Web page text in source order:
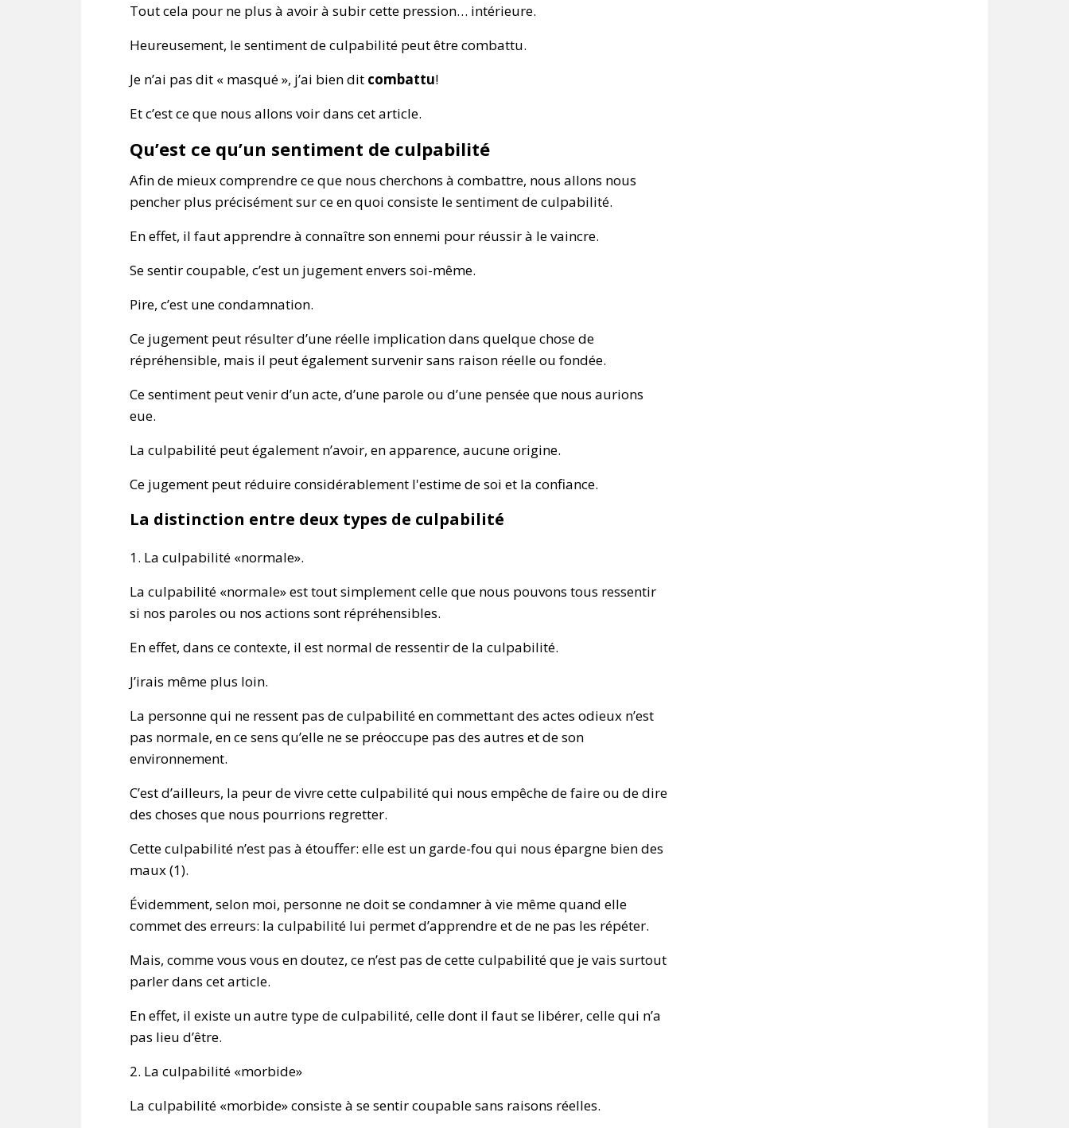
Tout cela pour ne plus à avoir à subir cette pression… intérieure.
Heureusement, le sentiment de culpabilité peut être combattu.
Je n’ai pas dit « masqué », j’ai bien dit combattu!
Et c’est ce que nous allons voir dans cet article.
Qu’est ce qu’un sentiment de culpabilité
Afin de mieux comprendre ce que nous cherchons à combattre, nous allons nous
pencher plus précisément sur ce en quoi consiste le sentiment de culpabilité.
En effet, il faut apprendre à connaître son ennemi pour réussir à le vaincre.
Se sentir coupable, c’est un jugement envers soi-même.
Pire, c’est une condamnation.
Ce jugement peut résulter d’une réelle implication dans quelque chose de
répréhensible, mais il peut également survenir sans raison réelle ou fondée.
Ce sentiment peut venir d’un acte, d’une parole ou d’une pensée que nous aurions
eue.
La culpabilité peut également n’avoir, en apparence, aucune origine.
Ce jugement peut réduire considérablement l'estime de soi et la confiance.
La distinction entre deux types de culpabilité
1. La culpabilité «normale».
La culpabilité «normale» est tout simplement celle que nous pouvons tous ressentir
si nos paroles ou nos actions sont répréhensibles.
En effet, dans ce contexte, il est normal de ressentir de la culpabilité.
J’irais même plus loin.
La personne qui ne ressent pas de culpabilité en commettant des actes odieux n’est
pas normale, en ce sens qu’elle ne se préoccupe pas des autres et de son
environnement.
C’est d’ailleurs, la peur de vivre cette culpabilité qui nous empêche de faire ou de dire
des choses que nous pourrions regretter.
Cette culpabilité n’est pas à étouffer: elle est un garde-fou qui nous épargne bien des
maux (1).
Évidemment, selon moi, personne ne doit se condamner à vie même quand elle
commet des erreurs: la culpabilité lui permet d’apprendre et de ne pas les répéter.
Mais, comme vous vous en doutez, ce n’est pas de cette culpabilité que je vais surtout
parler dans cet article.
En effet, il existe un autre type de culpabilité, celle dont il faut se libérer, celle qui n’a
pas lieu d’être.
2. La culpabilité «morbide»
La culpabilité «morbide» consiste à se sentir coupable sans raisons réelles.